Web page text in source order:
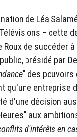
de Léa
– cette
Roux de succéder
présidé par
" des
qu'une entreprise
d'une décision
aux
d'intérêts en